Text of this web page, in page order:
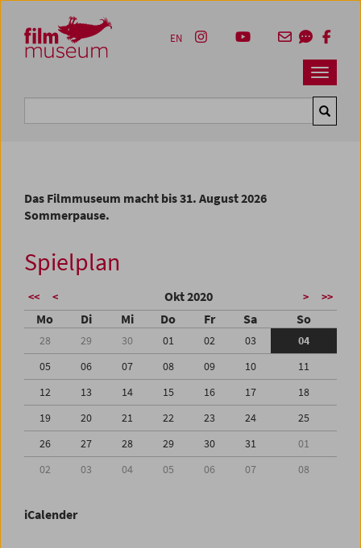
Zum Inhalt
Zum Hauptmenü
Zur Servicenavigation
Zum Suche
Navbar
EN
Das Filmmuseum macht bis 31. August 2026
Sommerpause.
Spielplan
<< < Okt 2020 > >>
Mo Di Mi Do Fr Sa So
28 29 30 01 02 03
04
05
06 07 08 09 10
11
12
13 14 15 16 17
18
19
20 21 22 23 24
25
26
27 28 29 30 31
01
02
03 04 05 06 07 08
iCalender